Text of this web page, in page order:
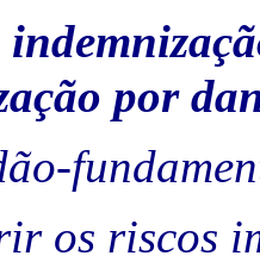
por
os riscos